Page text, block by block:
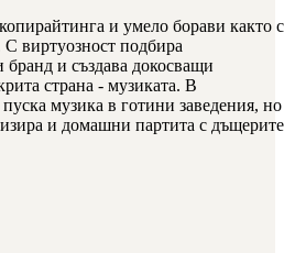
и умело борави както с
С виртуозност подбира
бранд и създава докосващи
страна - музиката. В
музика в готини заведения, но
и домашни партита с дъщерите